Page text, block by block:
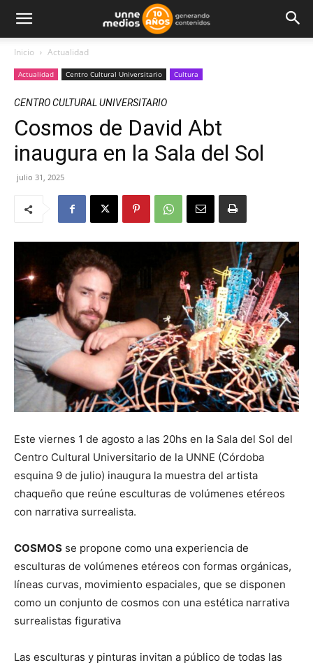
Inicio Actualidad
Actualidad Centro Cultural Universitario Cultura
CENTRO CULTURAL UNIVERSITARIO
Cosmos de David Abt
inaugura en la Sala del Sol
julio 31, 2025
Este viernes 1 de agosto a las 20hs en la Sala del Sol del
Centro Cultural Universitario de la UNNE (Córdoba
esquina 9 de julio) inaugura la muestra del artista
chaqueño que reúne esculturas de volúmenes etéreos
con narrativa surrealista.
COSMOS se propone como una experiencia de
esculturas de volúmenes etéreos con formas orgánicas,
líneas curvas, movimiento espaciales, que se disponen
como un conjunto de cosmos con una estética narrativa
surrealistas figurativa
Las esculturas y pinturas invitan a público de todas las